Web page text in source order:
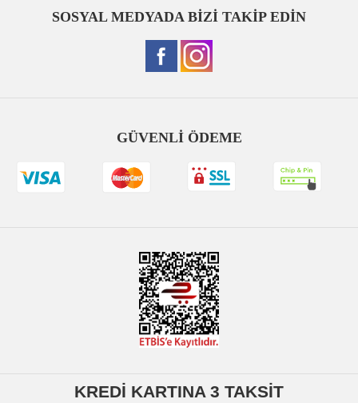
SOSYAL MEDYADA BİZİ TAKİP EDİN
GÜVENLİ ÖDEME
KREDİ KARTINA 3 TAKSİT